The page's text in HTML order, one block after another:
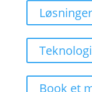
Løsninger
Teknologi
Book et